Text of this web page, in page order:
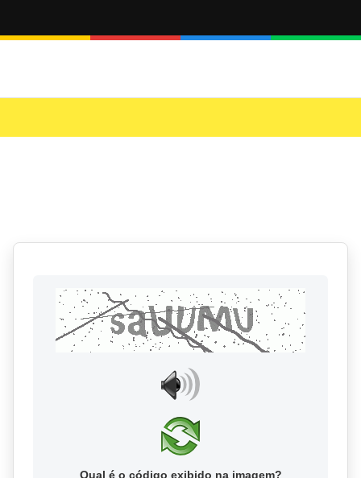
Qual é o código exibido na imagem?